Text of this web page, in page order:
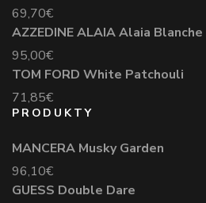
69,70€
AZZEDINE ALAIA Alaia Blanche
95,00€
TOM FORD White Patchouli
71,85€
PRODUKTY
MANCERA Musky Garden
96,10€
GUESS Double Dare